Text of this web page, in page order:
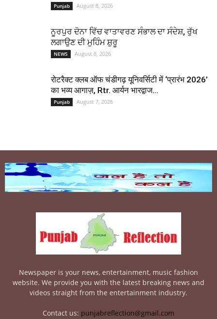
Punjab August 8, 2026
ਨੂਰਪੁਰ ਦੋਨਾ ਵਿੱਚ ਵਾਤਾਵਰਣ ਸੰਭਾਲ ਦਾ ਸੰਦੇਸ਼, ਰੁੱਖ
ਲਗਾਉਣ ਦੀ ਮੁਹਿੰਮ ਸ਼ੁਰੂ
NEWS August 8, 2026
रोटरैक्ट क्लब ऑफ चंडीगढ़ यूनिवर्सिटी में ‘प्रारंभ 2026’
का भव्य आगाज़, Rtr. आर्यन भारद्वाज...
Punjab August 7, 2026
Newspaper is your news, entertainment, music fashion
website. We provide you with the latest breaking news and
videos straight from the entertainment industry.
Contact us: punjabreflection@gmail.com